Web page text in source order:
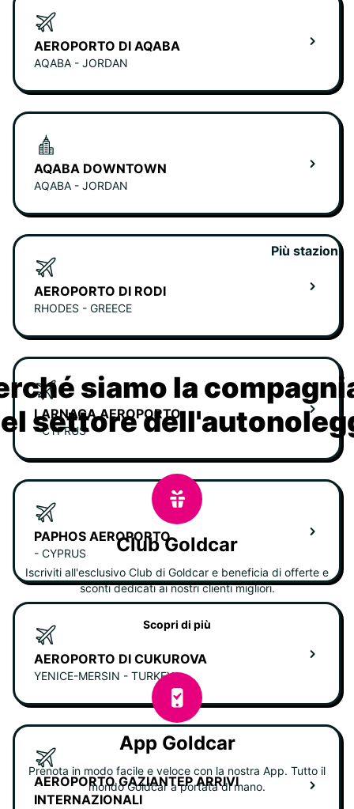
AEROPORTO DI AQABA
AQABA - JORDAN
AQABA DOWNTOWN
AQABA - JORDAN
AEROPORTO DI RODI
RHODES - GREECE
LARNACA AEROPORTO
- CYPRUS
PAPHOS AEROPORTO
- CYPRUS
AEROPORTO DI CUKUROVA
YENICE-MERSIN - TURKEY
AEROPORTO GAZIANTEP ARRIVI
INTERNAZIONALI
Più stazioni
siamo la
settore
Club Goldcar
Iscriviti all'esclusivo Club di Goldcar e beneficia di offerte e
sconti dedicati ai nostri clienti migliori.
Scopri di più
App Goldcar
Prenota in modo facile e veloce con la nostra App. Tutto il
mondo Goldcar a portata di mano.